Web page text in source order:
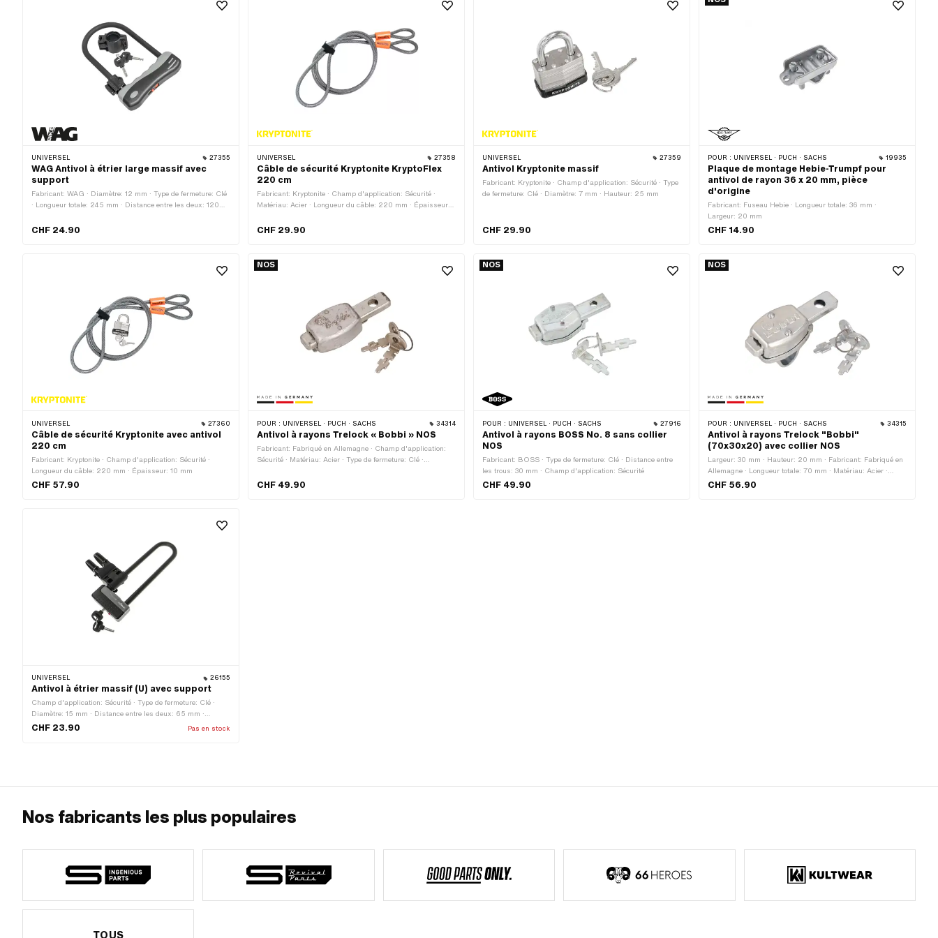
UNIVERSEL 27355
WAG Antivol à étrier large massif avec
support
Fabricant: WAG · Diamètre: 12 mm · Type de fermeture: Clé
· Longueur totale: 245 mm · Distance entre les deux: 120
CHF 24.90
UNIVERSEL 27358
Câble de sécurité Kryptonite KryptoFlex
220 cm
Fabricant: Kryptonite · Champ d'application: Sécurité ·
Matériau: Acier · Longueur du câble: 220 mm · Épaisseur:
CHF 29.90
UNIVERSEL 27359
Antivol Kryptonite massif
Fabricant: Kryptonite · Champ d'application: Sécurité · Type
de fermeture: Clé · Diamètre: 7 mm · Hauteur: 25 mm
CHF 29.90
POUR : UNIVERSEL · PUCH · SACHS 19935
Plaque de montage Hebie-Trumpf pour
antivol de rayon 36 x 20 mm, pièce
d'origine
Fabricant: Fuseau Hebie · Longueur totale: 36 mm ·
Largeur: 20 mm
CHF 14.90
UNIVERSEL 27360
Câble de sécurité Kryptonite avec antivol
220 cm
Fabricant: Kryptonite · Champ d'application: Sécurité ·
Longueur du câble: 220 mm · Épaisseur: 10 mm
CHF 57.90
NOS
POUR : UNIVERSEL · PUCH · SACHS 34314
Antivol à rayons Trelock « Bobbi » NOS
Fabricant: Fabriqué en Allemagne · Champ d'application:
Sécurité · Matériau: Acier · Type de fermeture: Clé ·
mm
CHF 49.90
NOS
POUR : UNIVERSEL · PUCH · SACHS 27916
Antivol à rayons BOSS No. 8 sans collier
NOS
Fabricant: BOSS · Type de fermeture: Clé · Distance entre
les trous: 30 mm · Champ d'application: Sécurité
CHF 49.90
NOS
POUR : UNIVERSEL · PUCH · SACHS 34315
Antivol à rayons Trelock "Bobbi"
(70x30x20) avec collier NOS
Largeur: 30 mm · Hauteur: 20 mm · Fabricant: Fabriqué en
Allemagne · Longueur totale: 70 mm · Matériau: Acier ·
Champ d'application: Sécurité · Type de fermeture: Clé
CHF 56.90
UNIVERSEL 26155
Antivol à étrier massif (U) avec support
Champ d'application: Sécurité · Type de fermeture: Clé ·
Diamètre: 15 mm · Distance entre les deux: 65 mm ·
Longueur totale: 300 mm
CHF 23.90 Pas en stock
Nos fabricants les plus populaires
TOUS